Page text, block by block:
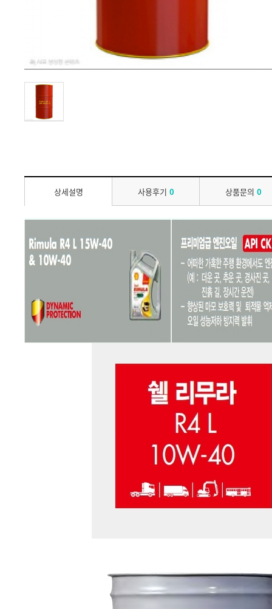
상세설명 사용후기 0 상품문의 0